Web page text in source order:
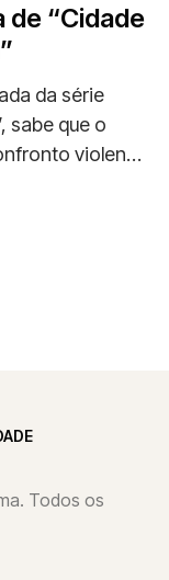
de “Cidade
da série
sabe que o
violento
Todos os